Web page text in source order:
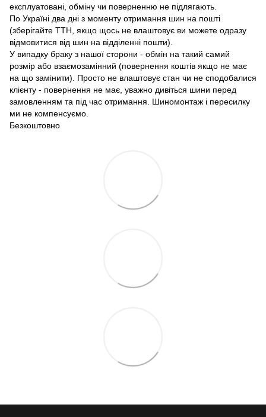
експлуатовані, обміну чи поверненню не підлягають.
По Україні два дні з моменту отримання шин на пошті
(зберігайте ТТН, якщо щось не влаштовує ви можете одразу
відмовитися від шин на відділенні пошти).
У випадку браку з нашої сторони - обмін на такий самий
розмір або взаємозамінний (повернення коштів якщо не має
на що замінити). Просто не влаштовує стан чи не сподобалися
клієнту - повернення не має, уважно дивіться шини перед
замовленням та під час отримання. Шиномонтаж і пересилку
ми не компенсуємо.
Безкоштовно